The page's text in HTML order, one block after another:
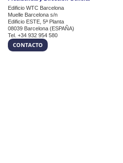
Edificio WTC Barcelona
Muelle Barcelona s/n
Edificio ESTE, 5ª Planta
08039 Barcelona (ESPAÑA)
Tel. +34 932 954 580
CONTACTO